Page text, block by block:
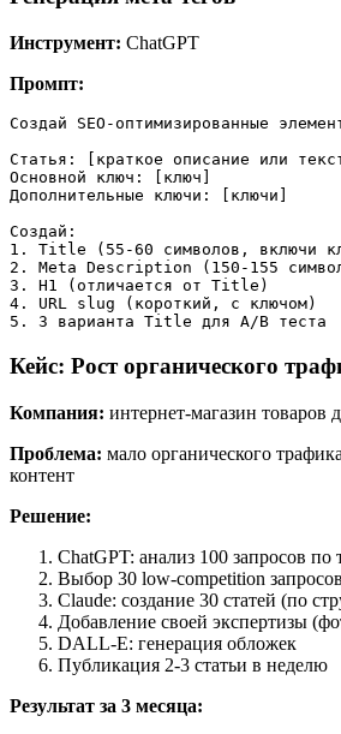
Инструмент: ChatGPT
Промпт:
Создай SEO-оптимизированные
Статья: [краткое описание или
Основной ключ: [ключ]
Дополнительные ключи: [ключи]
Создай:
1. Title (55-60 символов, включи
2. Meta Description (150-155
3. H1 (отличается от Title)
4. URL slug (короткий, с ключом)
Кейс: Рост органического
Компания: интернет-магазин товаров
Проблема: мало органического
контент
Решение:
ChatGPT: анализ 100 запросов по
Выбор 30 low-competition запросов
Claude: создание 30 статей (по
Добавление своей экспертизы
DALL-E: генерация обложек
Публикация 2-3 статьи в неделю
Результат за 3 месяца: